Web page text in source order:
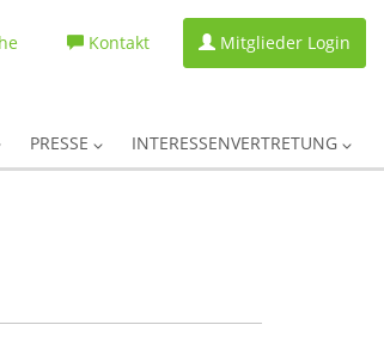
Kontakt Mitglieder Login
PRESSE INTERESSENVERTRETUNG